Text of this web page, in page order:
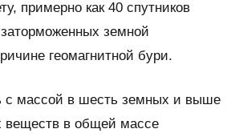
примерно как 40 спутников
земной
геомагнитной бури.
с массой в шесть земных и выше
веществ в общей массе